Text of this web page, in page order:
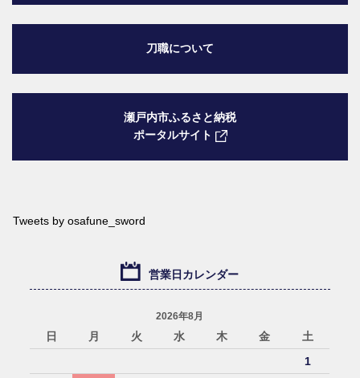
刀職について
瀬戸内市ふるさと納税
ポータルサイト
Tweets by osafune_sword
営業日カレンダー
2026年8月
日 月 火 水 木 金
土
1